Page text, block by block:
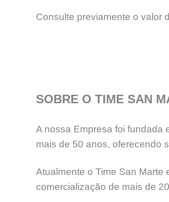
Consulte previamente o valor
SOBRE O TIME SAN
A nossa Empresa foi fundada
mais de 50 anos, oferecendo
Atualmente o Time San
comercialização de mais de